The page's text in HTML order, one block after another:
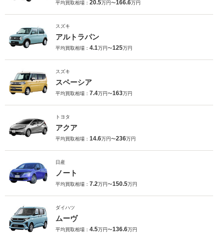
平均買取相場： 20.5万円〜166.6万円
スズキ
アルトラパン
平均買取相場： 4.1万円〜125万円
スズキ
スペーシア
平均買取相場： 7.4万円〜163万円
トヨタ
アクア
平均買取相場： 14.6万円〜236万円
日産
ノート
平均買取相場： 7.2万円〜150.5万円
ダイハツ
ムーヴ
平均買取相場： 4.5万円〜136.6万円